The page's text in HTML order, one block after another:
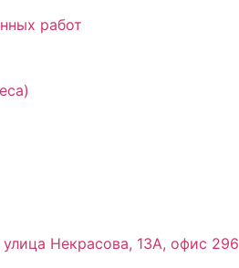
работ
Некрасова, 13А, офис 296